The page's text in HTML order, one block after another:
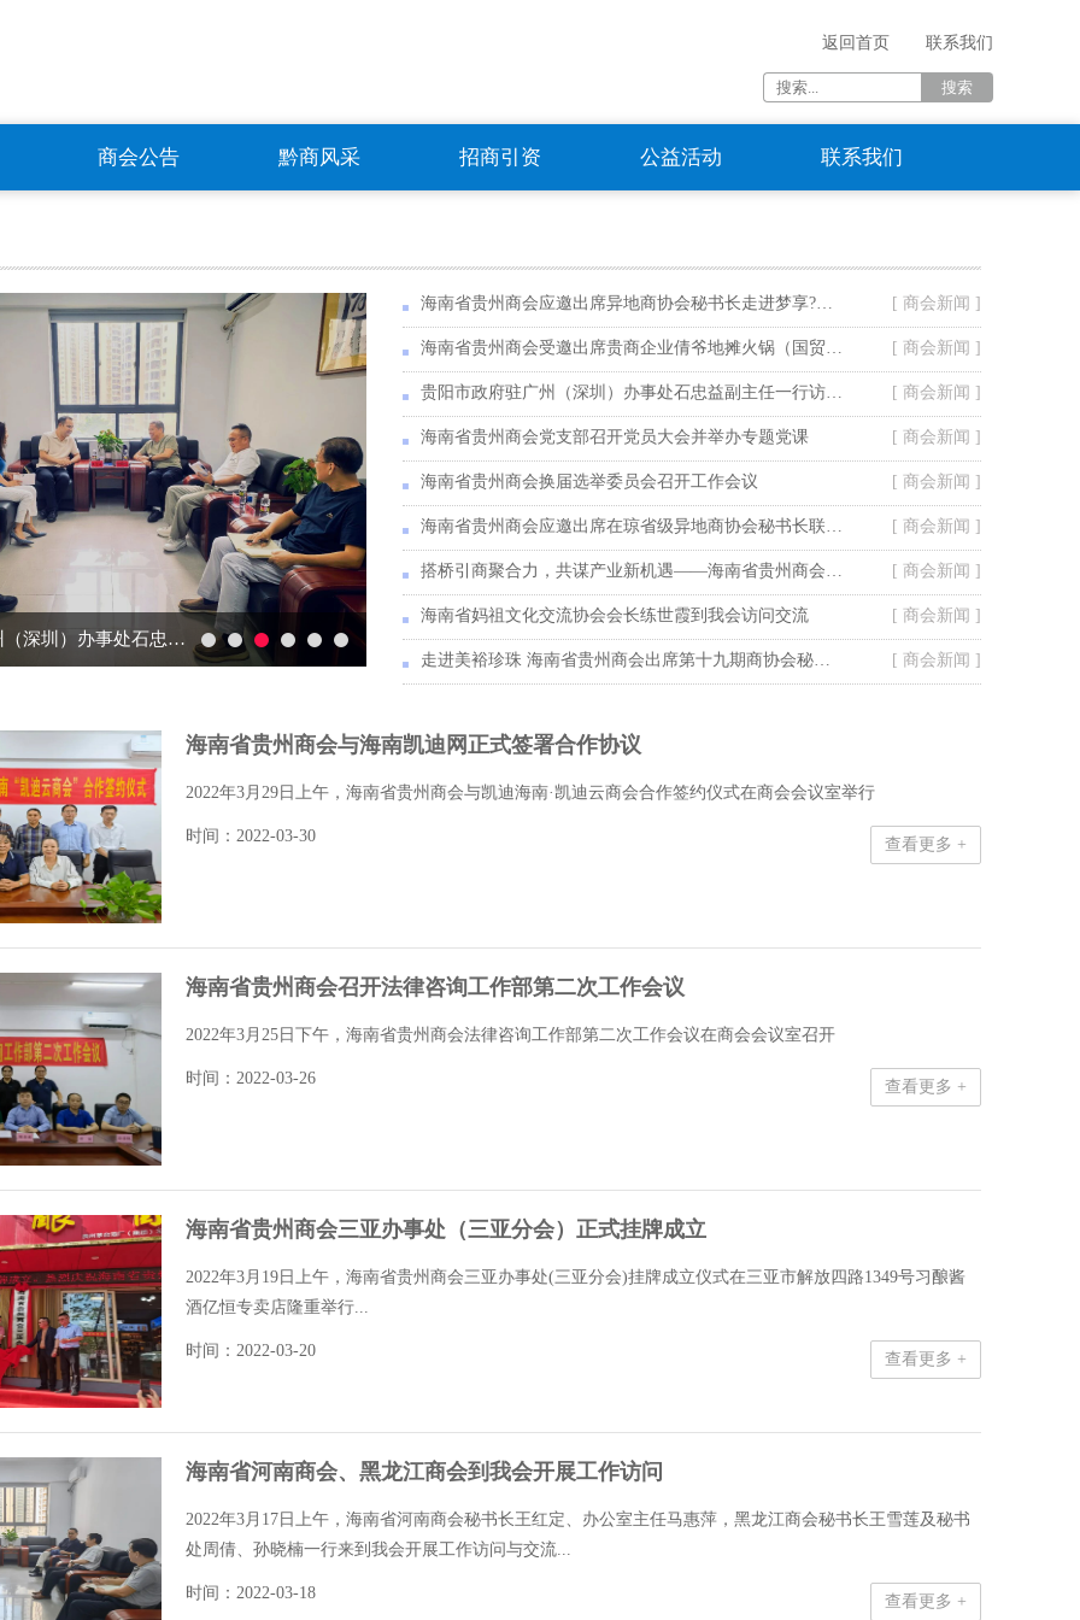
联系我们
返回首页
商会公告 黔商风采 招商引资 公益活动 联系我们
贵阳市政府驻广州（深圳）办事处石忠益副主任一行访问我会
海南省贵州商会应邀出席异地商协会秘书长走进梦享?龙腾湾活动 [ 商会新闻 ]
海南省贵州商会受邀出席贵商企业倩爷地摊火锅（国贸店）开业仪式 [ 商会新闻 ]
贵阳市政府驻广州（深圳）办事处石忠益副主任一行访问我会 [ 商会新闻 ]
海南省贵州商会党支部召开党员大会并举办专题党课 [ 商会新闻 ]
海南省贵州商会换届选举委员会召开工作会议 [ 商会新闻 ]
海南省贵州商会应邀出席在琼省级异地商协会秘书长联谊暨走进山高教育集团活动 [ 商会新闻 ]
搭桥引商聚合力，共谋产业新机遇——海南省贵州商会走访定安塔岭工业园区 [ 商会新闻 ]
海南省妈祖文化交流协会会长练世霞到我会访问交流 [ 商会新闻 ]
走进美裕珍珠 海南省贵州商会出席第十九期商协会秘书长联谊活动 [ 商会新闻 ]
海南省贵州商会与海南凯迪网正式签署合作协议
2022年3月29日上午，海南省贵州商会与凯迪海南·凯迪云商会合作签约仪式在商会会议室举行
时间：2022-03-30 查看更多 +
海南省贵州商会召开法律咨询工作部第二次工作会议
2022年3月25日下午，海南省贵州商会法律咨询工作部第二次工作会议在商会会议室召开
时间：2022-03-26 查看更多 +
海南省贵州商会三亚办事处（三亚分会）正式挂牌成立
2022年3月19日上午，海南省贵州商会三亚办事处(三亚分会)挂牌成立仪式在三亚市解放四路1349号习酿酱
酒亿恒专卖店隆重举行...
时间：2022-03-20 查看更多 +
海南省河南商会、黑龙江商会到我会开展工作访问
2022年3月17日上午，海南省河南商会秘书长王红定、办公室主任马惠萍，黑龙江商会秘书长王雪莲及秘书
处周倩、孙晓楠一行来到我会开展工作访问与交流...
时间：2022-03-18 查看更多 +